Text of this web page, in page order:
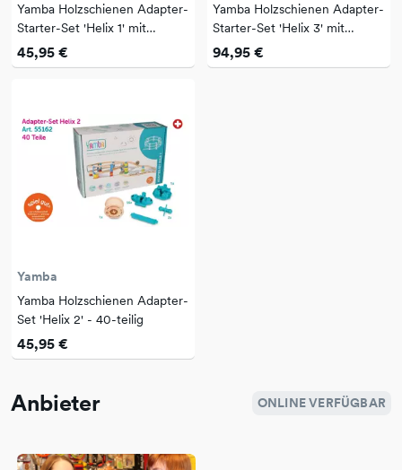
Yamba Holzschienen Adapter-
Starter-Set 'Helix 1' mit
Schienen - 36-teilig
45,95 €
Yamba Holzschienen Adapter-
Starter-Set 'Helix 3' mit
Schienen - 83-teilig
94,95 €
Yamba
Yamba Holzschienen Adapter-
Set 'Helix 2' - 40-teilig
45,95 €
Anbieter ONLINE VERFÜGBAR